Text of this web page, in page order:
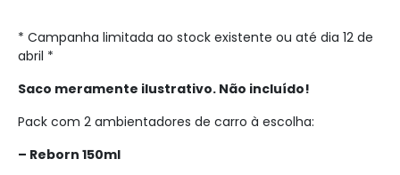
* Campanha limitada ao stock existente ou até dia 12 de
abril *
Saco meramente ilustrativo. Não incluído!
Pack com 2 ambientadores de carro à escolha:
– Reborn 150ml